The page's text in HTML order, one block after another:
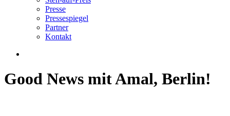
Presse
Pressespiegel
Partner
Kontakt
Good News mit Amal, Berlin!